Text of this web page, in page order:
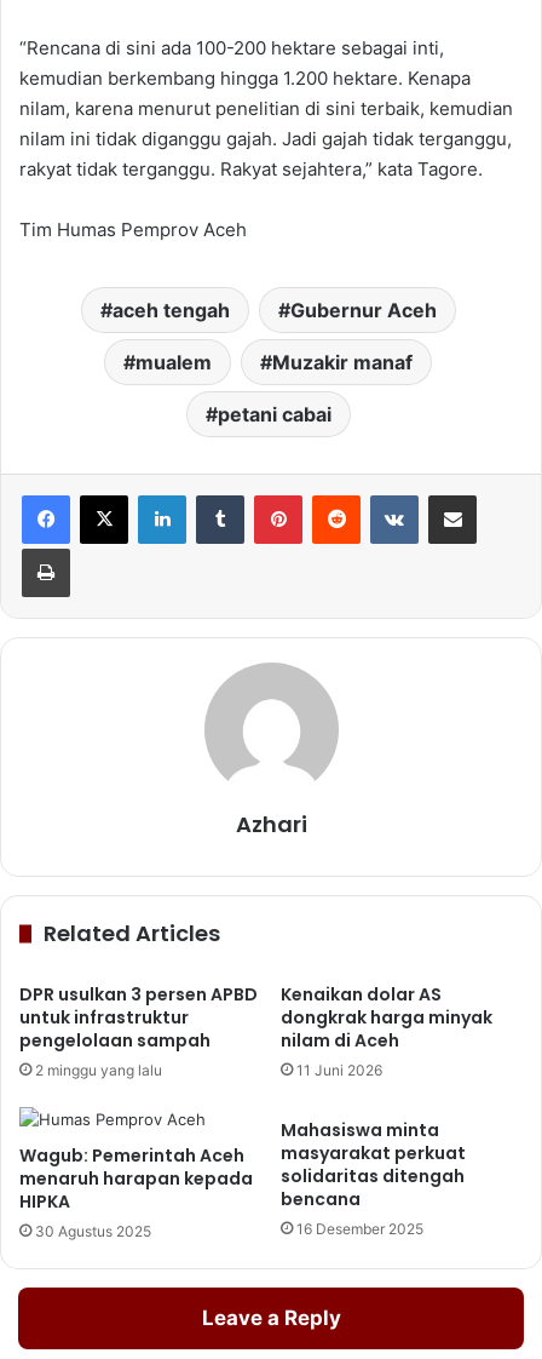
“Rencana di sini ada 100-200 hektare sebagai inti,
kemudian berkembang hingga 1.200 hektare. Kenapa
nilam, karena menurut penelitian di sini terbaik, kemudian
nilam ini tidak diganggu gajah. Jadi gajah tidak terganggu,
rakyat tidak terganggu. Rakyat sejahtera,” kata Tagore.
Tim Humas Pemprov Aceh
aceh tengah Gubernur Aceh
mualem Muzakir manaf
petani cabai
LinkedInTumblr PinterestReddit VKontakteShare via Email
Print
Azhari
Related Articles
DPR usulkan 3 persen APBD
untuk infrastruktur
pengelolaan sampah
2 minggu yang lalu
Kenaikan dolar AS
dongkrak harga minyak
nilam di Aceh
11 Juni 2026
Wagub: Pemerintah Aceh
menaruh harapan kepada
HIPKA
30 Agustus 2025
Mahasiswa minta
masyarakat perkuat
solidaritas ditengah
bencana
16 Desember 2025
Leave a Reply